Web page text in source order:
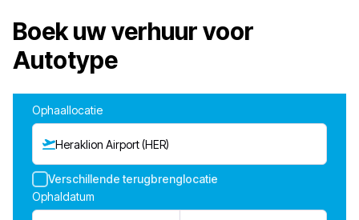
Boek uw verhuur voor
Autotype
Ophaallocatie
Heraklion Airport (HER)
Verschillende terugbrenglocatie
Ophaldatum